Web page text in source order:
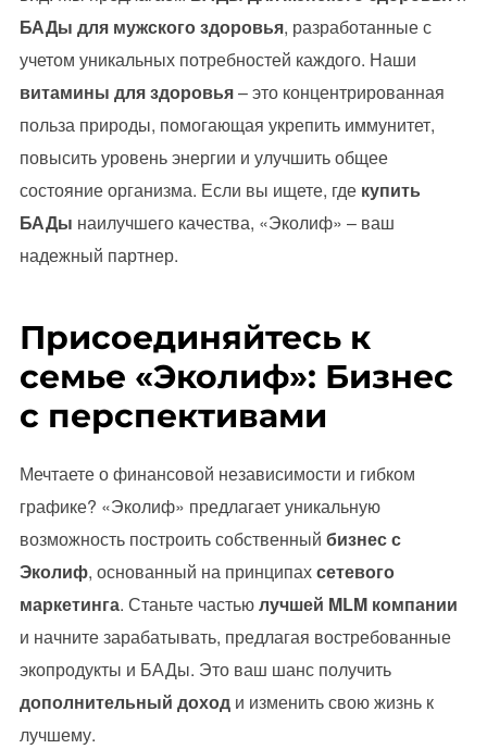
БАДы для мужского здоровья, разработанные с
учетом уникальных потребностей каждого. Наши
витамины для здоровья– это концентрированная
польза природы, помогающая укрепить иммунитет,
повысить уровень энергии и улучшить общее
состояние организма. Если вы ищете, где купить
БАДы наилучшего качества, «Эколиф» – ваш
надежный партнер.
Присоединяйтесь к
семье «Эколиф»: Бизнес
с перспективами
Мечтаете о финансовой независимости и гибком
графике? «Эколиф» предлагает уникальную
возможность построить собственный бизнес с
Эколиф, основанный на принципахсетевого
маркетинга. Станьте частьюлучшей MLM компании
и начните зарабатывать, предлагая востребованные
экопродукты и БАДы. Это ваш шанс получить
дополнительный доходи изменить свою жизнь к
лучшему.